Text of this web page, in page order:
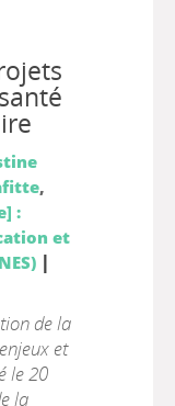
,
:
et
|
de la
et
le 20
la